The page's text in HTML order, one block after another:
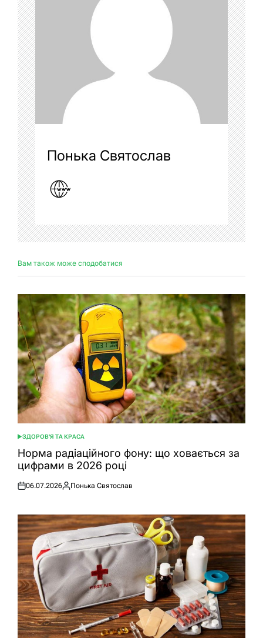
Понька Святослав
Вам також може сподобатися
ОПУБЛІКУВАТИ
У
ЗДОРОВ'Я ТА КРАСА
Норма радіаційного фону: що ховається за
цифрами в 2026 році
Оприлюднено
06.07.2026
Опубліковано
Понька Святослав